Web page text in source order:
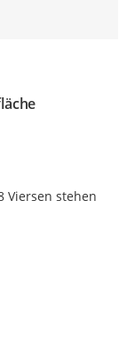
Viersen stehen